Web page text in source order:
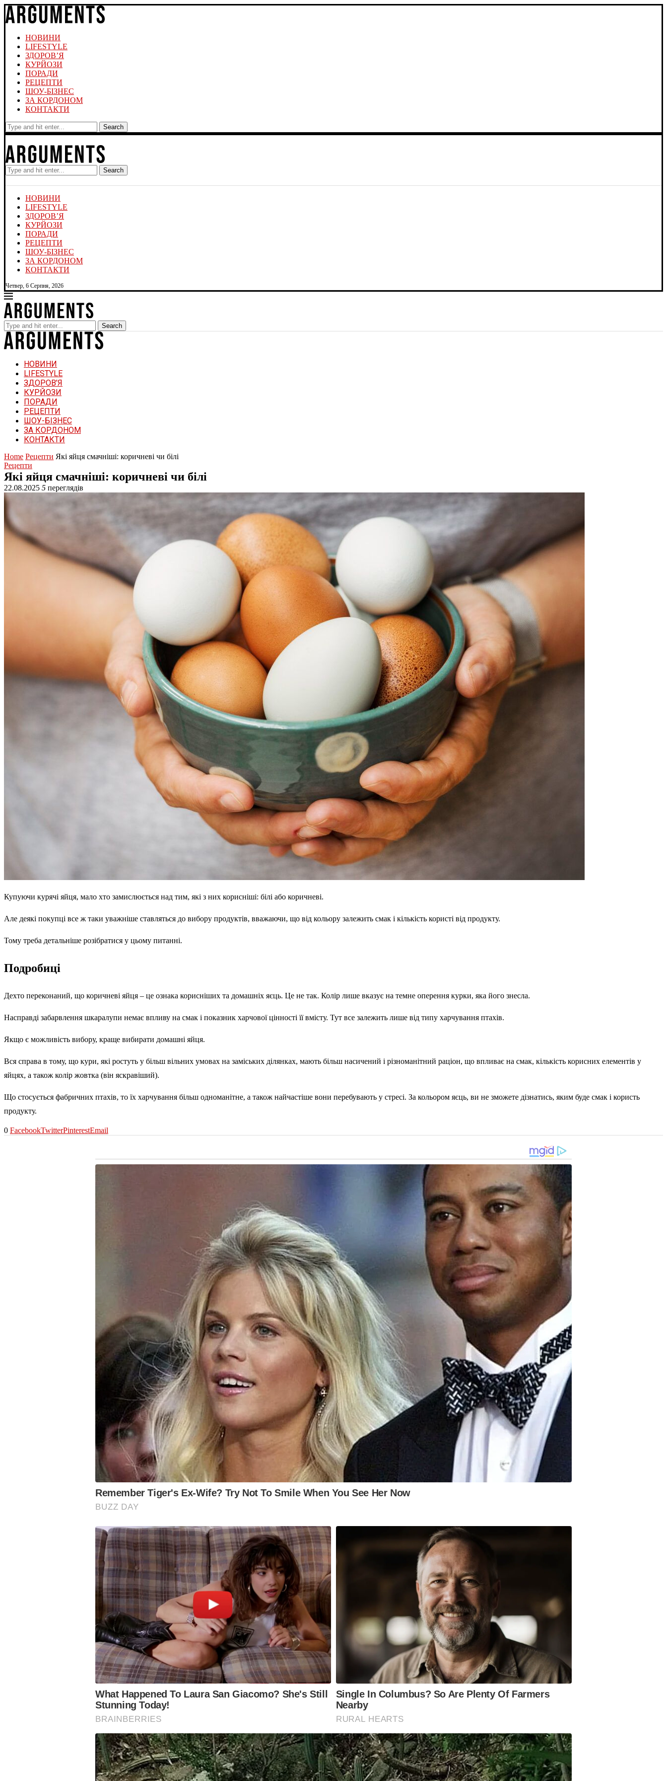
НОВИНИ
LIFESTYLE
ЗДОРОВ’Я
КУРЙОЗИ
ПОРАДИ
РЕЦЕПТИ
ШОУ-БІЗНЕС
ЗА КОРДОНОМ
КОНТАКТИ
Search
Search
НОВИНИ
LIFESTYLE
ЗДОРОВ’Я
КУРЙОЗИ
ПОРАДИ
РЕЦЕПТИ
ШОУ-БІЗНЕС
ЗА КОРДОНОМ
КОНТАКТИ
Четвер, 6 Серпня, 2026
Search
НОВИНИ
LIFESTYLE
ЗДОРОВ’Я
КУРЙОЗИ
ПОРАДИ
РЕЦЕПТИ
ШОУ-БІЗНЕС
ЗА КОРДОНОМ
КОНТАКТИ
Home Рецепти Які яйця смачніші: коричневі чи білі
Рецепти
Які яйця смачніші: коричневі чи білі
22.08.2025 5 переглядів
Купуючи курячі яйця, мало хто замислюється над тим, які з них корисніші: білі або коричневі.
Але деякі покупці все ж таки уважніше ставляться до вибору продуктів, вважаючи, що від кольору залежить смак і кількість користі від продукту.
Тому треба детальніше розібратися у цьому питанні.
Подробиці
Дехто переконаний, що коричневі яйця – це ознака корисніших та домашніх яєць. Це не так. Колір лише вказує на темне оперення курки, яка його знесла.
Насправді забарвлення шкаралупи немає впливу на смак і показник харчової цінності її вмісту. Тут все залежить лише від типу харчування птахів.
Якщо є можливість вибору, краще вибирати домашні яйця.
Вся справа в тому, що кури, які ростуть у більш вільних умовах на заміських ділянках, мають більш насичений і різноманітний раціон, що впливає на смак, кількість корисних елементів у
яйцях, а також колір жовтка (він яскравіший).
Що стосується фабричних птахів, то їх харчування більш одноманітне, а також найчастіше вони перебувають у стресі. За кольором яєць, ви не зможете дізнатись, яким буде смак і користь
продукту.
0 FacebookTwitterPinterestEmail